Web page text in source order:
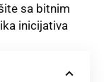
sa bitnim
inicijativa